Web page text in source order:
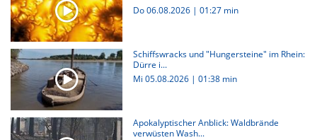
Do 06.08.2026 | 01:27 min
Schiffswracks und "Hungersteine" im Rhein:
Dürre i...
Mi 05.08.2026 | 01:38 min
Apokalyptischer Anblick: Waldbrände
verwüsten Wash...